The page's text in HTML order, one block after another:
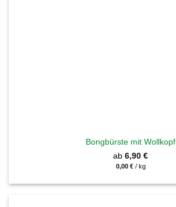
Bongbürste mit Wollkopf
ab 6,90 €
0,00 €/ kg